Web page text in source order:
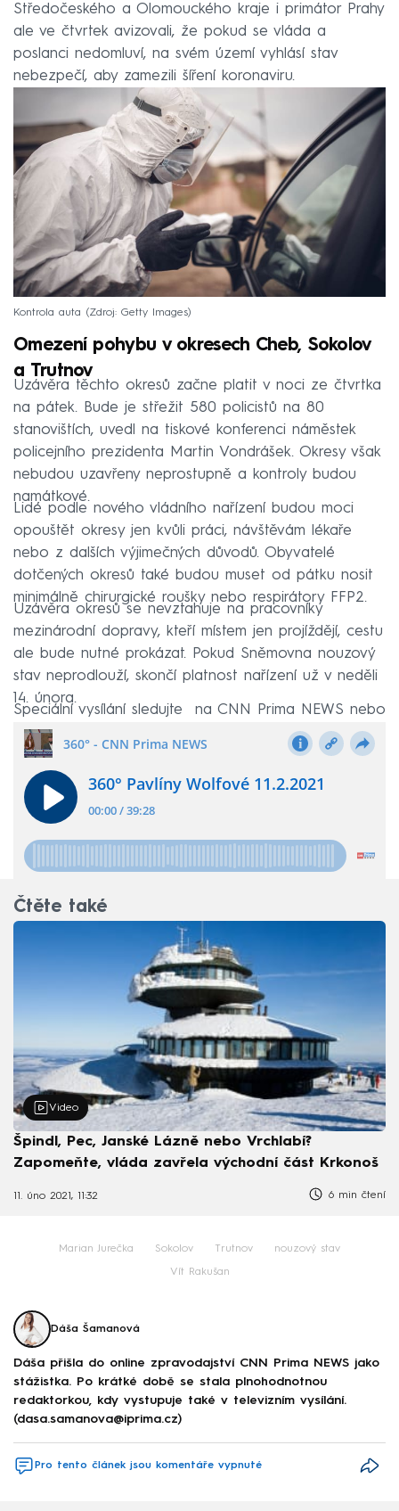
Středočeského a Olomouckého kraje i primátor Prahy
ale ve čtvrtek avizovali, že pokud se vláda a
poslanci nedomluví, na svém území vyhlásí stav
nebezpečí, aby zamezili šíření koronaviru.
Kontrola auta Zdroj: Getty Images
Omezení pohybu v okresech Cheb, Sokolov
a Trutnov
Uzávěra těchto okresů začne platit v noci ze čtvrtka
na pátek. Bude je střežit 580 policistů na 80
stanovištích, uvedl na tiskové konferenci náměstek
policejního prezidenta Martin Vondrášek. Okresy však
nebudou uzavřeny neprostupně a kontroly budou
namátkové.
Lidé podle nového vládního nařízení budou moci
opouštět okresy jen kvůli práci, návštěvám lékaře
nebo z dalších výjimečných důvodů. Obyvatelé
dotčených okresů také budou muset od pátku nosit
minimálně chirurgické roušky nebo respirátory FFP2.
Uzávěra okresů se nevztahuje na pracovníky
mezinárodní dopravy, kteří místem jen projíždějí, cestu
ale bude nutné prokázat. Pokud Sněmovna nouzový
stav neprodlouží, skončí platnost nařízení už v neděli
14. února.
Speciální vysílání sledujte na CNN Prima NEWS nebo
živě v tomto článku.
Čtěte také
Video
Špindl, Pec, Janské Lázně nebo Vrchlabí?
Zapomeňte, vláda zavřela východní část Krkonoš
11. úno 2021, 11:32 6 min čtení
Marian Jurečka Sokolov Trutnov nouzový stav
Vít Rakušan
Dáša Šamanová
Dáša přišla do online zpravodajství CNN Prima NEWS jako
stážistka. Po krátké době se stala plnohodnotnou
redaktorkou, kdy vystupuje také v televizním vysílání.
(dasa.samanova@iprima.cz)
Pro tento článek jsou komentáře vypnuté